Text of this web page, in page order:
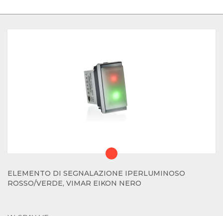
ELEMENTO DI SEGNALAZIONE IPERLUMINOSO
ROSSO/VERDE, VIMAR EIKON NERO